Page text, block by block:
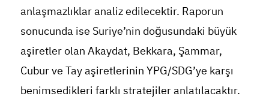
anlaşmazlıklar analiz edilecektir. Raporun
sonucunda ise Suriye’nin doğusundaki büyük
aşiretler olan Akaydat, Bekkara, Şammar,
Cubur ve Tay aşiretlerinin YPG/SDG’ye karşı
benimsedikleri farklı stratejiler anlatılacaktır.